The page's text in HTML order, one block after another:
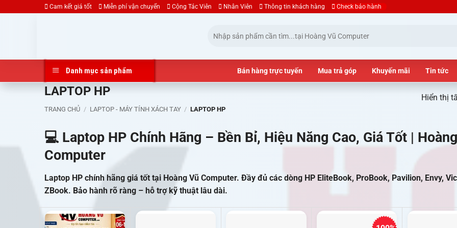
Cam kết giá tốt Miễn phí vận chuyển Cộng Tác Viên Nhân Viên Thông tin khách hàng Check bảo hành
kiếm:
Danh mục sản phẩm Bán hàng trực tuyến Mua trả góp Khuyến mãi Tin tức
LAPTOP HP
TRANG CHỦ / LAPTOP - MÁY TÍNH XÁCH TAY / LAPTOP HP
Hiển thị
💻 Laptop HP Chính Hãng – Bền Bỉ, Hiệu Năng Cao, Giá Tốt |
Computer
Laptop HP chính hãng giá tốt tại Hoàng Vũ Computer. Đầy đủ các dòng HP EliteBook, ProBook, Pavilion, Envy,
ZBook. Bảo hành rõ ràng – hỗ trợ kỹ thuật lâu dài.